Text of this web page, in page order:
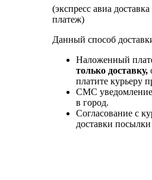
(экспресс авиа
платеж)
Данный способ
Наложенный
только доставку,
платите курьеру
СМС
в город.
Согласование с
доставки посылки